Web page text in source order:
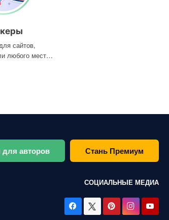
сайтов,
любого места,
для авторов Стань Премиум
СОЦИАЛЬНЫЕ МЕДИА